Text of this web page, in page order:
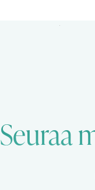
Seuraa